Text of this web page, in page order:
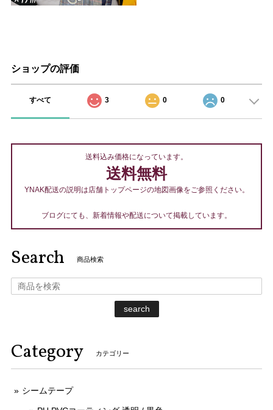
ショップの評価
すべて 3 0 0
送料込み価格になっています。
送料無料
YNAK配送の説明は店舗トップページの地図画像をご参照ください。
ブログにても、新着情報や配送について掲載しています。
Search 商品検索
search
Category カテゴリー
シームテープ